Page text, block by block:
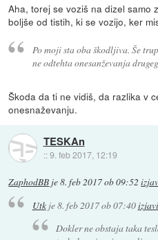
Aha, torej se voziš na dizel samo
boljše od tistih, ki se vozijo, ker
Po moji sta oba škodljiva. Še
ne odtehta onesanževanja
Škoda da ti ne vidiš, da razlika v
onesnaževanju.
TESKAn
::9. feb 2017, 12:19
ZaphodBB je8. feb 2017 ob 09:52
Utkje8. feb 2017 ob 07:40
Dokler ne obstaja taka